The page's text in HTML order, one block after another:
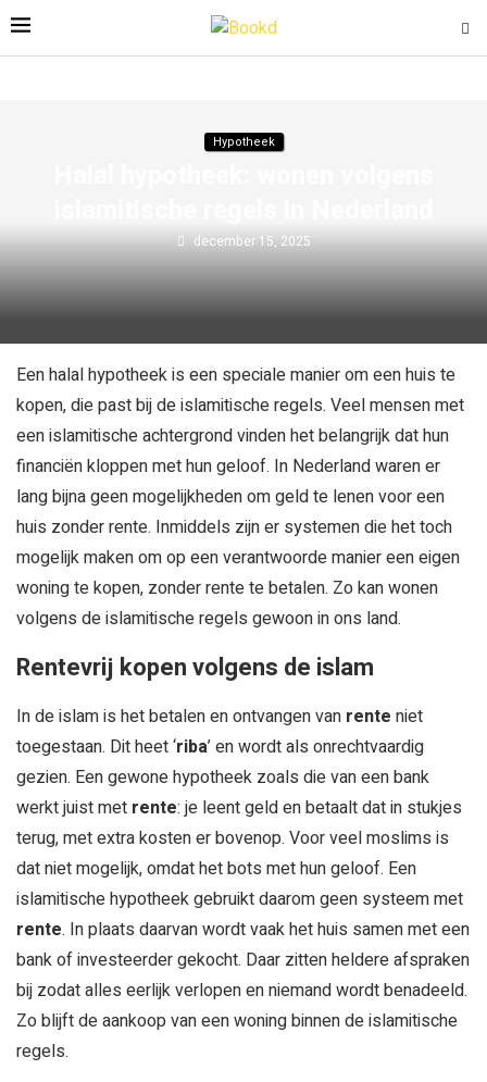
Hypotheek
december 15, 2025
Een halal hypotheek is een speciale manier om een huis te
kopen, die past bij de islamitische regels. Veel mensen met
een islamitische achtergrond vinden het belangrijk dat hun
financiën kloppen met hun geloof. In Nederland waren er
lang bijna geen mogelijkheden om geld te lenen voor een
huis zonder rente. Inmiddels zijn er systemen die het toch
mogelijk maken om op een verantwoorde manier een eigen
woning te kopen, zonder rente te betalen. Zo kan wonen
volgens de islamitische regels gewoon in ons land.
Rentevrij kopen volgens de islam
In de islam is het betalen en ontvangen van rente niet
toegestaan. Dit heet ‘riba’ en wordt als onrechtvaardig
gezien. Een gewone hypotheek zoals die van een bank
werkt juist met rente: je leent geld en betaalt dat in stukjes
terug, met extra kosten er bovenop. Voor veel moslims is
dat niet mogelijk, omdat het bots met hun geloof. Een
islamitische hypotheek gebruikt daarom geen systeem met
rente. In plaats daarvan wordt vaak het huis samen met een
bank of investeerder gekocht. Daar zitten heldere afspraken
bij zodat alles eerlijk verlopen en niemand wordt benadeeld.
Zo blijft de aankoop van een woning binnen de islamitische
regels.